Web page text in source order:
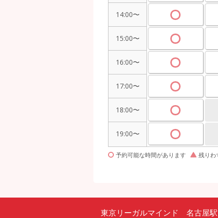
14:00〜
15:00〜
16:00〜
17:00〜
18:00〜
19:00〜
予約可能な時間があります 残りわ
東京リーガルマインド 名古屋